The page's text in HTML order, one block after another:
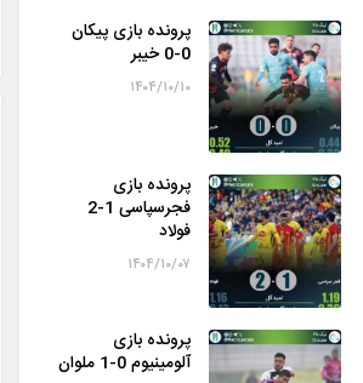
پرونده بازی پیکان
0-0 خیبر
۱۴۰۴/۱۰/۱۰
پرونده بازی
فجرسپاسی 1-2
فولاد
۱۴۰۴/۱۰/۰۷
پرونده بازی
آلومینیوم 0-1 ملوان